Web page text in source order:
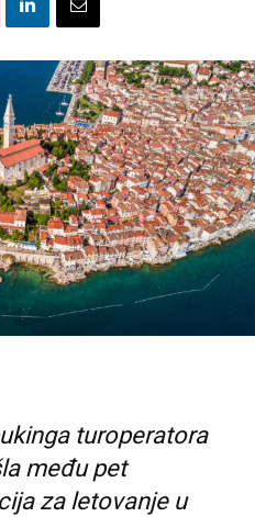
turoperatora
među pet
za letovanje u